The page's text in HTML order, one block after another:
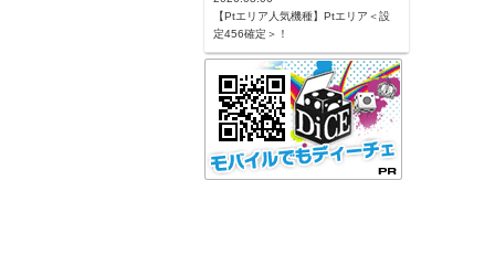
【Ptエリア人気機種】Ptエリア＜設
定456確定＞！